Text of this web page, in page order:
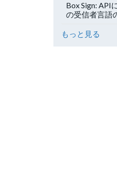
Box Sign: API
の受信者言語
もっと見る